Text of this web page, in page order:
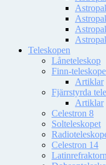
Teleskopen
Låneteleskop
Finn-
Artiklar
Fjärrstyrda
Artiklar
Celestron 8
Solteleskopet
Celestron 14
Latinrefraktorn